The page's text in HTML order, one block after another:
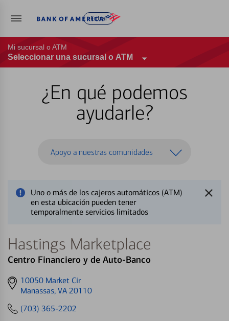
Entrar
Mi sucursal o ATM
Seleccionar una sucursal o ATM
¿En qué podemos
ayudarle?
Apoyo a nuestras comunidades
Uno o más de los cajeros automáticos (ATM)
en esta ubicación pueden tener
temporalmente servicios limitados
Hastings Marketplace
Centro Financiero y de Auto-Banco
Get
directions
10050 Market Cir
Manassas, VA 20110
(703) 365-2202